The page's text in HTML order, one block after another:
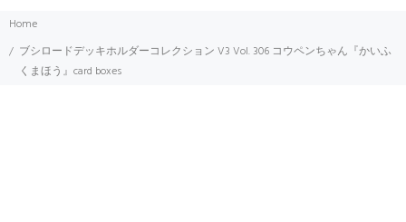
Home
ブシロードデッキホルダーコレクション V3 Vol. 306 コウペンちゃん『かいふ
くまほう』card boxes